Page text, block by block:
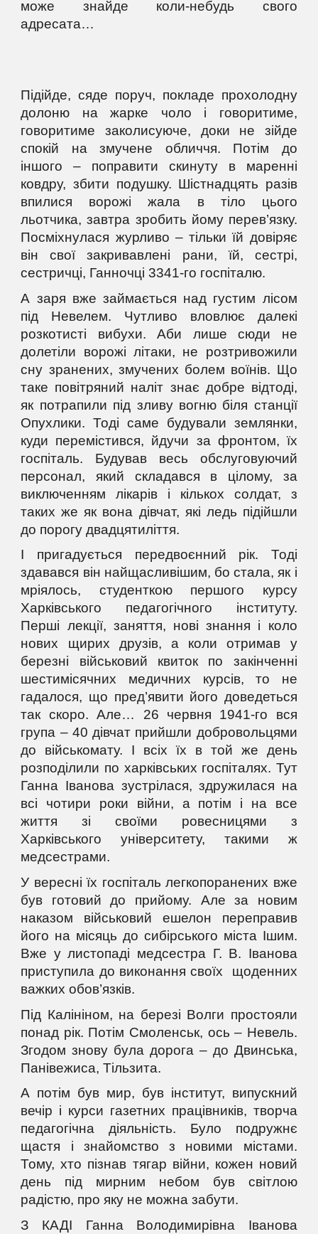
може знайде коли-небудь свого
адресата…
Підійде, сяде поруч, покладе прохолодну
долоню на жарке чоло і говоритиме,
говоритиме заколисуюче, доки не зійде
спокій на змучене обличчя. Потім до
іншого – поправити скинуту в маренні
ковдру, збити подушку. Шістнадцять разів
впилися ворожі жала в тіло цього
льотчика, завтра зробить йому перев’язку.
Посміхнулася журливо – тільки їй довіряє
він свої закривавлені рани, їй, сестрі,
сестричці, Ганночці 3341-го госпіталю.
А заря вже займається над густим лісом
під Невелем. Чутливо вловлює далекі
розкотисті вибухи. Аби лише сюди не
долетіли ворожі літаки, не розтривожили
сну зранених, змучених болем воїнів. Що
таке повітряний наліт знає добре відтоді,
як потрапили під зливу вогню біля станції
Опухлики. Тоді саме будували землянки,
куди перемістився, йдучи за фронтом, їх
госпіталь. Будував весь обслуговуючий
персонал, який складався в цілому, за
виключенням лікарів і кількох солдат, з
таких же як вона дівчат, які ледь підійшли
до порогу двадцятиліття.
І пригадується передвоєнний рік. Тоді
здавався він найщасливішим, бо стала, як і
мріялось, студенткою першого курсу
Харківського педагогічного інституту.
Перші лекції, заняття, нові знання і коло
нових щирих друзів, а коли отримав у
березні військовий квиток по закінченні
шестимісячних медичних курсів, то не
гадалося, що пред’явити його доведеться
так скоро. Але… 26 червня 1941-го вся
група – 40 дівчат прийшли добровольцями
до військомату. І всіх їх в той же день
розподілили по харківських госпіталях. Тут
Ганна Іванова зустрілася, здружилася на
всі чотири роки війни, а потім і на все
життя зі своїми ровесницями з
Харківського університету, такими ж
медсестрами.
У вересні їх госпіталь легкопоранених вже
був готовий до прийому. Але за новим
наказом військовий ешелон переправив
його на місяць до сибірського міста Ішим.
Вже у листопаді медсестра Г. В. Іванова
приступила до виконання своїх щоденних
важких обов’язків.
Під Калініном, на березі Волги простояли
понад рік. Потім Смоленськ, ось – Невель.
Згодом знову була дорога – до Двинська,
Панівежиса, Тільзита.
А потім був мир, був інститут, випускний
вечір і курси газетних працівників, творча
педагогічна діяльність. Було подружнє
щастя і знайомство з новими містами.
Тому, хто пізнав тягар війни, кожен новий
день під мирним небом був світлою
радістю, про яку не можна забути.
З КАДІ Ганна Володимирівна Іванова